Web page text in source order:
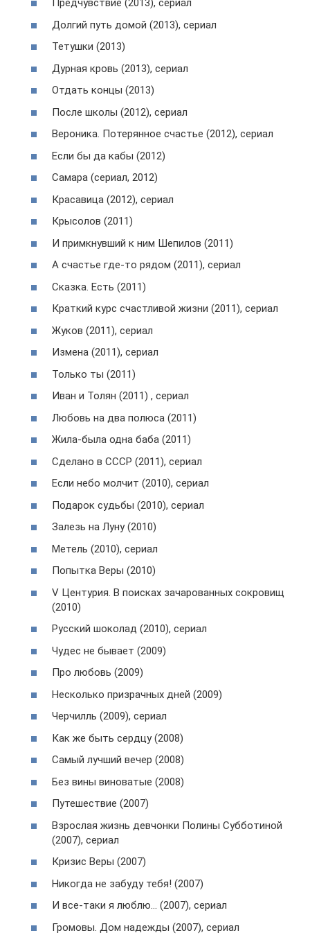
Предчувствие (2013), сериал
Долгий путь домой (2013), сериал
Тетушки (2013)
Дурная кровь (2013), сериал
Отдать концы (2013)
После школы (2012), сериал
Вероника. Потерянное счастье (2012), сериал
Если бы да кабы (2012)
Самара (сериал, 2012)
Красавица (2012), сериал
Крысолов (2011)
И примкнувший к ним Шепилов (2011)
А счастье где-то рядом (2011), сериал
Сказка. Есть (2011)
Краткий курс счастливой жизни (2011), сериал
Жуков (2011), сериал
Измена (2011), сериал
Только ты (2011)
Иван и Толян (2011) , сериал
Любовь на два полюса (2011)
Жила-была одна баба (2011)
Сделано в СССР (2011), сериал
Если небо молчит (2010), сериал
Подарок судьбы (2010), сериал
Залезь на Луну (2010)
Метель (2010), сериал
Попытка Веры (2010)
V Центурия. В поисках зачарованных сокровищ
(2010)
Русский шоколад (2010), сериал
Чудес не бывает (2009)
Про любовь (2009)
Несколько призрачных дней (2009)
Черчилль (2009), сериал
Как же быть сердцу (2008)
Самый лучший вечер (2008)
Без вины виноватые (2008)
Путешествие (2007)
Взрослая жизнь девчонки Полины Субботиной
(2007), сериал
Кризис Веры (2007)
Никогда не забуду тебя! (2007)
И все-таки я люблю… (2007), сериал
Громовы. Дом надежды (2007), сериал